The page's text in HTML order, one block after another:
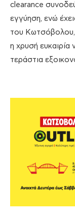
clearance
εγγύηση, ενώ
του Κωτσόβολου,
η χρυσή ευκαιρία
τεράστια